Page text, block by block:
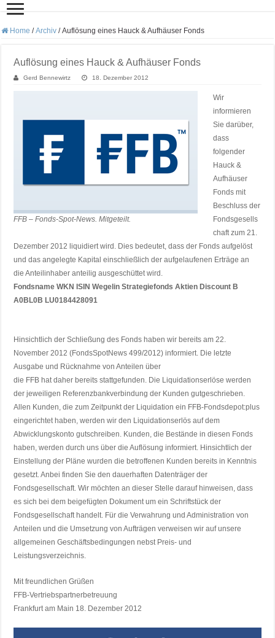
Home / Archiv / Auflösung eines Hauck & Aufhäuser Fonds
Auflösung eines Hauck & Aufhäuser Fonds
Gerd Bennewirtz 18. Dezember 2012
FFB – Fonds-Spot-News. Mitgeteilt.
Wir
informieren
Sie darüber,
dass
folgender
Hauck &
Aufhäuser
Fonds mit
Beschluss der
Fondsgesells
chaft zum 21.
Dezember 2012 liquidiert wird. Dies bedeutet, dass der Fonds aufgelöst
und das angelegte Kapital einschließlich der aufgelaufenen Erträge an
die Anteilinhaber anteilig ausgeschüttet wird.
Fondsname WKN ISIN Wegelin Strategiefonds Aktien Discount B
A0BL0B LU0184428091
Hinsichtlich der Schließung des Fonds haben wir bereits am 22.
November 2012 (FondsSpotNews 499/2012) informiert. Die letzte
Ausgabe und Rücknahme von Anteilen über
die FFB hat daher bereits stattgefunden. Die Liquidationserlöse werden
der jeweiligen Referenzbankverbindung der Kunden gutgeschrieben.
Allen Kunden, die zum Zeitpunkt der Liquidation ein FFB-Fondsdepot:plus
eingerichtet haben, werden wir den Liquidationserlös auf dem
Abwicklungskonto gutschreiben. Kunden, die Bestände in diesen Fonds
haben, werden durch uns über die Auflösung informiert. Hinsichtlich der
Einstellung der Pläne wurden die betroffenen Kunden bereits in Kenntnis
gesetzt. Anbei finden Sie den dauerhaften Datenträger der
Fondsgesellschaft. Wir möchten an dieser Stelle darauf hinweisen, dass
es sich bei dem beigefügten Dokument um ein Schriftstück der
Fondsgesellschaft handelt. Für die Verwahrung und Administration von
Anteilen und die Umsetzung von Aufträgen verweisen wir auf unsere
allgemeinen Geschäftsbedingungen nebst Preis- und
Leistungsverzeichnis.
Mit freundlichen Grüßen
FFB-Vertriebspartnerbetreuung
Frankfurt am Main 18. Dezember 2012